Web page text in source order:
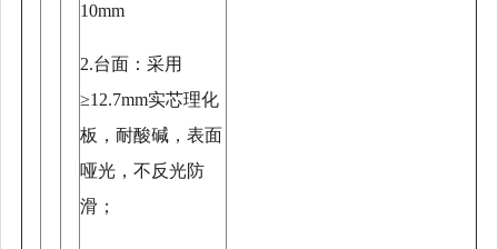
10mm
2.台面：采用
≥12.7mm实芯理化
板，耐酸碱，表面
哑光，不反光防
滑；